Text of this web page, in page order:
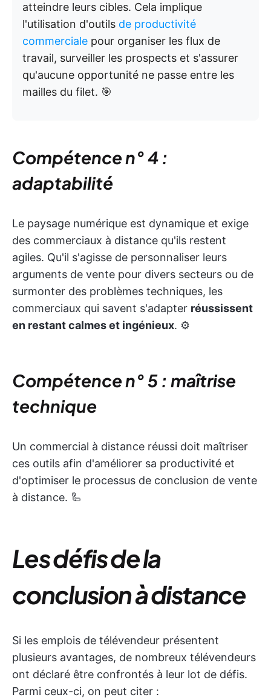
atteindre leurs cibles. Cela implique
l'utilisation d'outils de productivité
commerciale pour organiser les flux de
travail, surveiller les prospects et s'assurer
qu'aucune opportunité ne passe entre les
mailles du filet. 🎯
Compétence n° 4 :
adaptabilité
Le paysage numérique est dynamique et exige
des commerciaux à distance qu'ils restent
agiles. Qu'il s'agisse de personnaliser leurs
arguments de vente pour divers secteurs ou de
surmonter des problèmes techniques, les
commerciaux qui savent s'adapter réussissent
en restant calmes et ingénieux. ⚙️
Compétence n° 5 : maîtrise
technique
Un commercial à distance réussi doit maîtriser
ces outils afin d'améliorer sa productivité et
d'optimiser le processus de conclusion de vente
à distance. 🦾
Les défis de la
conclusion à distance
Si les emplois de télévendeur présentent
plusieurs avantages, de nombreux télévendeurs
ont déclaré être confrontés à leur lot de défis.
Parmi ceux-ci, on peut citer :